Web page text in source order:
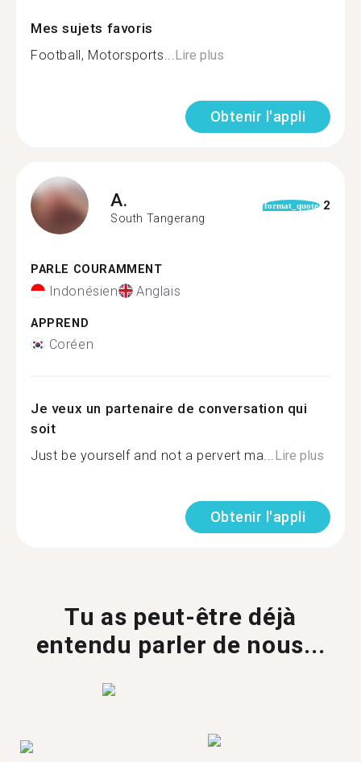
Mes sujets favoris
Football, Motorsports...Lire plus
Obtenir l'appli
A.
South Tangerang
format_quote 2
PARLE COURAMMENT
Indonésien Anglais
APPREND
Coréen
Je veux un partenaire de conversation qui
soit
Just be yourself and not a pervert ma...Lire plus
Obtenir l'appli
Tu as peut-être déjà
entendu parler de nous...